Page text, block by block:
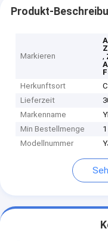
Produkt-
Markieren
,
Herkunftsort
Lieferzeit
Markenname
Min Bestellmenge
Modellnummer